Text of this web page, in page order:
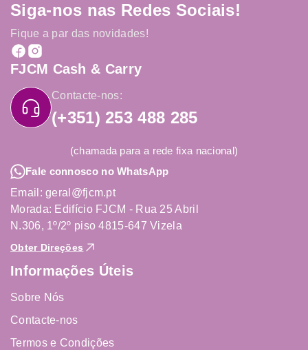
Siga-nos nas Redes Sociais!
Fique a par das novidades!
FJCM Cash & Carry
Contacte-nos:
(+351) 253 488 285
(chamada para a rede fixa nacional)
Fale connosco no WhatsApp
Email: geral@fjcm.pt
Morada: Edifício FJCM - Rua 25 Abril
N.306, 1º/2º piso 4815-647 Vizela
Obter Direções
Informações Úteis
Sobre Nós
Contacte-nos
Termos e Condições